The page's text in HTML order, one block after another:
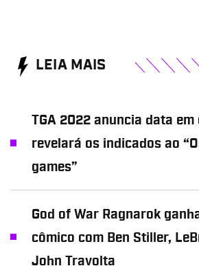
LEIA MAIS
TGA 2022 anuncia data em
revelará os indicados ao
games”
God of War Ragnarok
cômico com Ben Stiller,
John Travolta